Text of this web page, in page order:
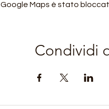
Google Maps è stato
Condividi